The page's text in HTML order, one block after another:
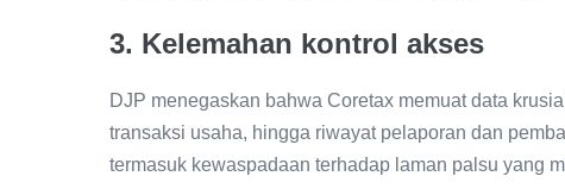
3. Kelemahan kontrol akses
DJP menegaskan bahwa Coretax memuat data
transaksi usaha, hingga riwayat pelaporan dan
termasuk kewaspadaan terhadap laman palsu yang